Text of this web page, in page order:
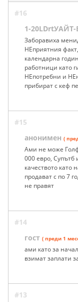
#16
1-20LDrtУАЙТ-
Заборавиха
НЕприятния
календарна
работници като
НЕпотребни и
прибират с кеф
#15
анонимен (
Ами не може
000 евро, Супътб
качеството като
продават с по 7
не правят
#14
гост ( преди 1
ами като за
взимат заплати
#13